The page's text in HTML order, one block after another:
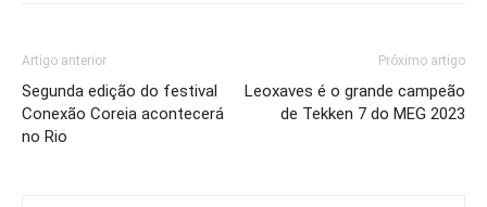
Artigo anterior
Segunda edição do festival
Conexão Coreia acontecerá
no Rio
Próximo artigo
Leoxaves é o grande campeão
de Tekken 7 do MEG 2023